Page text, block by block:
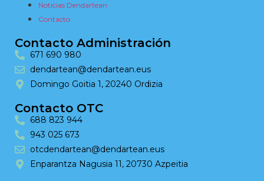
Noticias Dendartean
Contacto
Contacto Administración
671 690 980
dendartean@dendartean.eus
Domingo Goitia 1, 20240 Ordizia
Contacto OTC
688 823 944
943 025 673
otcdendartean@dendartean.eus
Enparantza Nagusia 11, 20730 Azpeitia